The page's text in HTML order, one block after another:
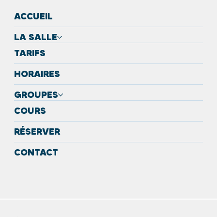
ACCUEIL
LA SALLE
TARIFS
HORAIRES
GROUPES
COURS
RÉSERVER
CONTACT